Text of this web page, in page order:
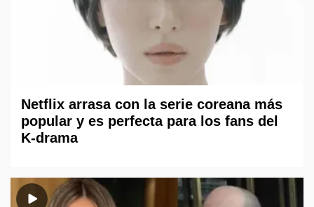
Netflix arrasa con la serie coreana más
popular y es perfecta para los fans del
K-drama